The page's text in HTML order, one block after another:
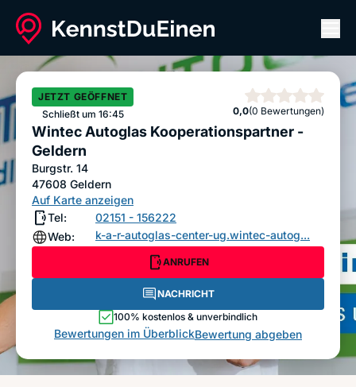
Wintec Autoglas Kooperationspartner - Geldern
ANRUFEN NACHRICHT
JETZT GEÖFFNET
Schließt um 16:45
0,0
Sterne
(0 Bewertungen)
Wintec Autoglas Kooperationspartner -
Geldern
Burgstr. 14
47608 Geldern
Auf Karte anzeigen
Tel:
02151 - 156222
Web:
k-a-r-autoglas-center-ug.wintec-autog...
ANRUFEN
NACHRICHT
100% kostenlos & unverbindlich
Bewertungen im ÜberblickBewertung abgeben